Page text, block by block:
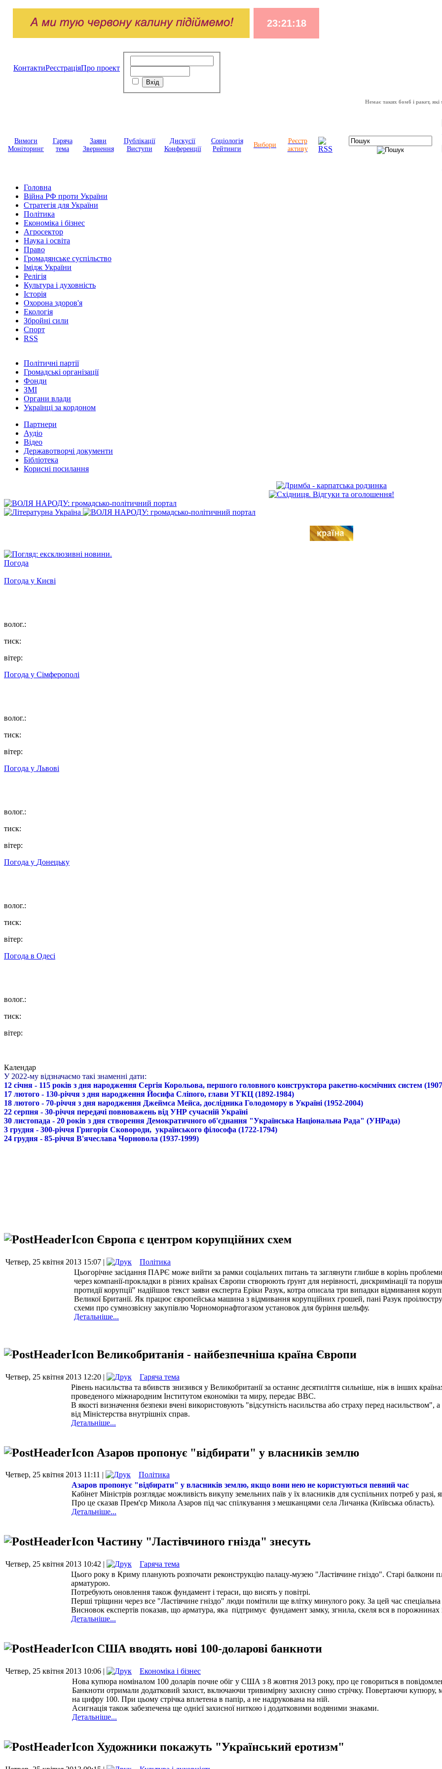
КонтактиРеєстраціяПро проект
Немає таких бомб і ракет, які
Вимоги
Моніторинг
Гаряча
тема
Заяви
Звернення
Публікації
Виступи
Дискусії
Конференції
Соціологія
Рейтинги
Вибори
Реєстр
активу
Головна
Війна РФ проти України
Стратегія для України
Політика
Економіка і бізнес
Агросектор
Наука і освіта
Право
Громадянське суспільство
Імідж України
Релігія
Культура і духовність
Історія
Охорона здоров'я
Екологія
Збройні сили
Спорт
RSS
Політичні партії
Громадські організації
Фонди
ЗМІ
Органи влади
Українці за кордоном
Партнери
Аудіо
Відео
Державотворчі документи
Бібліотека
Корисні посилання
Погода
Погода у Києві
волог.:
тиск:
вітер:
Погода у Сімферополі
волог.:
тиск:
вітер:
Погода у Львові
волог.:
тиск:
вітер:
Погода у Донецьку
волог.:
тиск:
вітер:
Погода в Одесі
волог.:
тиск:
вітер:
Календар
У 2022-му відзначаємо такі знаменні дати:
12 січня - 115 років з дня народження Сергія Корольова, першого головного конструктора ракетно-космічних систем
17 лютого - 130-річчя з дня народження Йосифа Сліпого, глави УГКЦ (1892-1984)
18 лютого - 70-річчя з дня народження Джеймса Мейса, дослідника Голодомору в Україні (1952-2004)
22 серпня - 30-річчя передачі повноважень від УНР сучасній Україні
30 листопада - 20 років з дня створення Демократичного об'єднання "Українська Національна Рада" (УНРада)
3 грудня - 300-річчя Григорія Сковороди, українського філософа (1722-1794)
24 грудня - 85-річчя В'ячеслава Чорновола (1937-1999)
Європа є центром корупційних схем
Четвер, 25 квітня 2013 15:07 |
Політика
Цьогорічне засідання ПАРЄ може вийти за рамки соціальних питань та заглянути глибше в корінь
через компанії-прокладки в різних країнах Європи створюють ґрунт для нерівності, дискримінації та
протидії корупції" надійшов текст заяви експерта Еріки Разук, котра описала три випадки відмивання
Великої Британії. Як працює європейська машина з відмивання корупційних грошей, пані Разук
схеми про сумнозвісну закупівлю Чорноморнафтогазом установок для буріння шельфу.
Детальніше...
Великобританія - найбезпечніша країна Європи
Четвер, 25 квітня 2013 12:20 |
Гаряча тема
Рівень насильства та вбивств знизився у Великобританії за останнє десятиліття сильніше, ніж в інших
проведеного міжнародним Інститутом економіки та миру, передає BBC.
В якості визначення безпеки вчені використовують "відсутність насильства або страху перед
від Міністерства внутрішніх справ.
Детальніше...
Азаров пропонує "відбирати" у власників землю
Четвер, 25 квітня 2013 11:11 |
Політика
Азаров пропонує "відбирати" у власників землю, якщо вони нею не користуються певний час
Кабінет Міністрів розглядає можливість викупу земельних паїв у їх власників для суспільних потреб у
Про це сказав Прем'єр Микола Азаров під час спілкування з мешканцями села Личанка (Київська область).
Детальніше...
Частину "Ластівчиного гнізда" знесуть
Четвер, 25 квітня 2013 10:42 |
Гаряча тема
Цього року в Криму планують розпочати реконструкцію палацу-музею "Ластівчине гніздо". Старі балкони
арматурою.
Потребують оновлення також фундамент і тераси, що висять у повітрі.
Перші тріщини через все "Ластівчине гніздо" люди помітили ще влітку минулого року. За цей час
Висновок експертів показав, що арматура, яка підтримує фундамент замку, згнила, скеля вся в порожнинах
Детальніше...
США вводять нові 100-доларові банкноти
Четвер, 25 квітня 2013 10:06 |
Економіка і бізнес
Нова купюра номіналом 100 доларів почне обіг у США з 8 жовтня 2013 року, про це говориться в
Банкноти отримали додатковий захист, включаючи тривимірну захисну синю стрічку. Повертаючи купюру,
на цифру 100. При цьому стрічка вплетена в папір, а не надрукована на ній.
Асигнація також забезпечена ще однієї захисної ниткою і додатковими водяними знаками.
Детальніше...
Художники покажуть "Український еротизм"